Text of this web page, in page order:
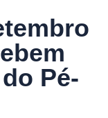
Pé-